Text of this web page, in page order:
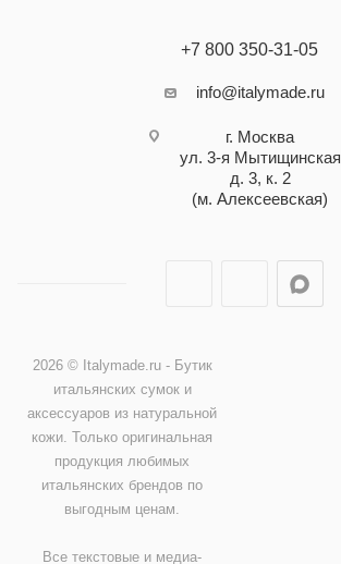
+7 800 350-31-05
info@italymade.ru
г. Москва
ул. 3-я Мытищинская
д. 3, к. 2
(м. Алексеевская)
2026 © Italymade.ru - Бутик
итальянских сумок и
аксессуаров из натуральной
кожи. Только оригинальная
продукция любимых
итальянских брендов по
выгодным ценам.
Все текстовые и медиа-